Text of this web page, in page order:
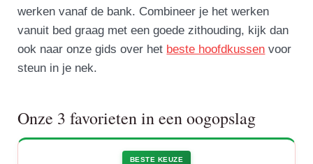
werken vanaf de bank. Combineer je het werken
vanuit bed graag met een goede zithouding, kijk dan
ook naar onze gids over het beste hoofdkussen voor
steun in je nek.
Onze 3 favorieten in een oogopslag
BESTE KEUZE